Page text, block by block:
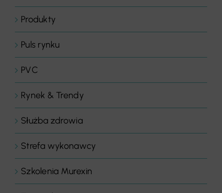
Produkty
Puls rynku
PVC
Rynek & Trendy
Służba zdrowia
Strefa wykonawcy
Szkolenia Murexin